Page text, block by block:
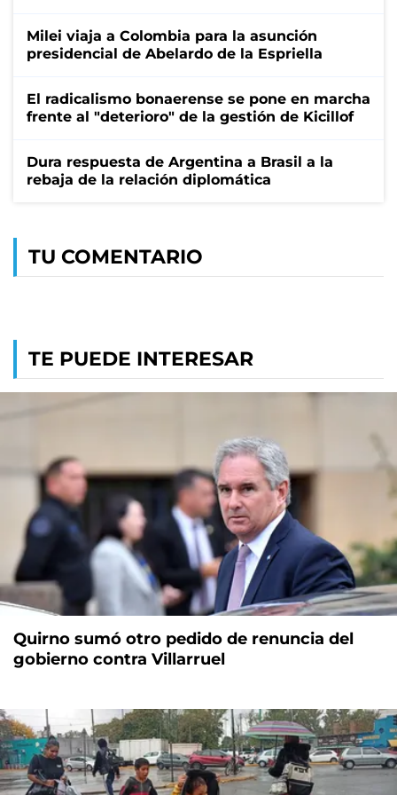
Milei viaja a Colombia para la asunción
presidencial de Abelardo de la Espriella
El radicalismo bonaerense se pone en marcha
frente al "deterioro" de la gestión de Kicillof
Dura respuesta de Argentina a Brasil a la
rebaja de la relación diplomática
TU COMENTARIO
TE PUEDE INTERESAR
Quirno sumó otro pedido de renuncia del
gobierno contra Villarruel